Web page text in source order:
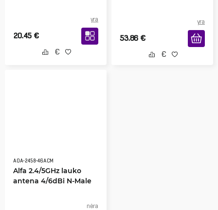
yra
20.45 €
yra
53.86 €
AOA-2458-46ACM
Alfa 2.4/5GHz lauko
antena 4/6dBi N-Male
nėra